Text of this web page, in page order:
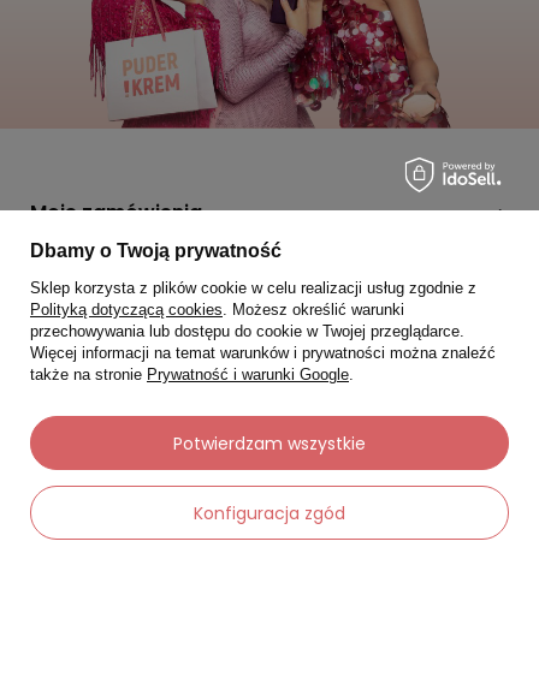
Moje zamówienia
Status zamówienia
Śledzenie przesyłki
Chcę zareklamować produkt
Chcę zwrócić produkt
Chcę wymienić towar
Kontakt
Moje konto
Dbamy o Twoją prywatność
Sklep korzysta z plików cookie w celu realizacji usług zgodnie z
Polityką dotyczącą cookies. Możesz określić warunki
przechowywania lub dostępu do cookie w Twojej przeglądarce.
Więcej informacji na temat warunków i prywatności można znaleźć
także na stronie Prywatność i warunki Google.
Konfiguracja zgód
Potwierdzam wszystkie